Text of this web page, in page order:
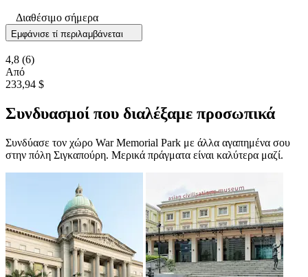
Διαθέσιμο σήμερα
Εμφάνισε τί περιλαμβάνεται
4,8 (6)
Από
233,94 $
Συνδυασμοί που διαλέξαμε προσωπικά
Συνδύασε τον χώρο War Memorial Park με άλλα αγαπημένα σου
στην πόλη Σιγκαπούρη. Μερικά πράγματα είναι καλύτερα μαζί.